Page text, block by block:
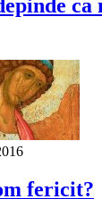
ca
fericit?